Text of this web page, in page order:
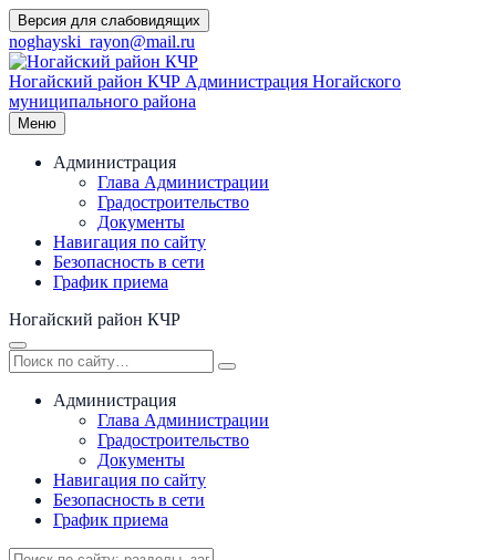
Перейти
к
содержимому
Версия для слабовидящих
noghayski_rayon@mail.ru
Ногайский район КЧР Администрация Ногайского
муниципального района
Меню
Администрация
Глава Администрации
Градостроительство
Документы
Навигация по сайту
Безопасность в сети
График приема
Ногайский район КЧР
Администрация
Глава Администрации
Градостроительство
Документы
Навигация по сайту
Безопасность в сети
График приема